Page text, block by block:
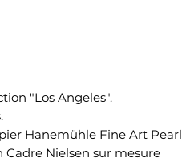
"Los Angeles".
Hanemühle Fine Art Pearl
Nielsen sur mesure